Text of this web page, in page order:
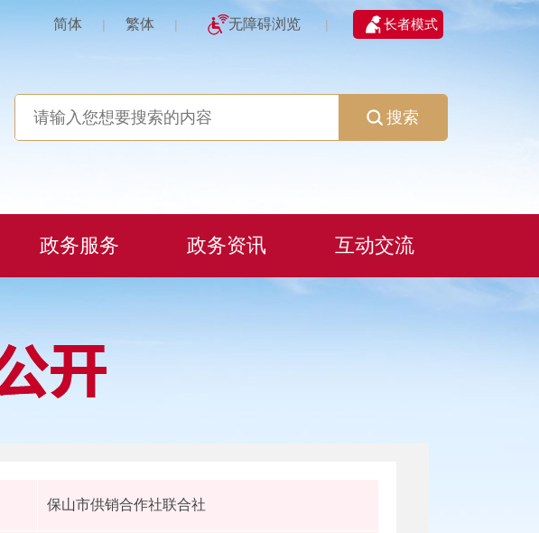
简体 | 繁体 | 无障碍浏览 | 长者模式
搜索
政务服务 政务资讯 互动交流
保山市供销合作社联合社